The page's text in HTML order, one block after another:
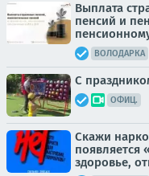
Выплата
пенсий и
ВОЛОДАРКА
С
ОФИЦ.
Скажи
появляется
здоровье,